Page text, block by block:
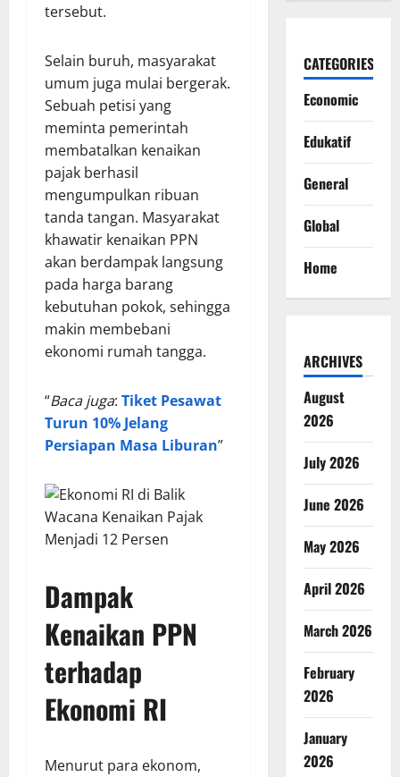
tersebut.
Selain buruh, masyarakat
umum juga mulai bergerak.
Sebuah petisi yang
meminta pemerintah
membatalkan kenaikan
pajak berhasil
mengumpulkan ribuan
tanda tangan. Masyarakat
khawatir kenaikan PPN
akan berdampak langsung
pada harga barang
kebutuhan pokok, sehingga
makin membebani
ekonomi rumah tangga.
“Baca juga: Tiket Pesawat
Turun 10% Jelang
Persiapan Masa Liburan”
Dampak
Kenaikan PPN
terhadap
Ekonomi RI
Menurut para ekonom,
CATEGORIES
Economic
Edukatif
General
Global
Home
ARCHIVES
August
2026
July 2026
June 2026
May 2026
April 2026
March 2026
February
2026
January
2026